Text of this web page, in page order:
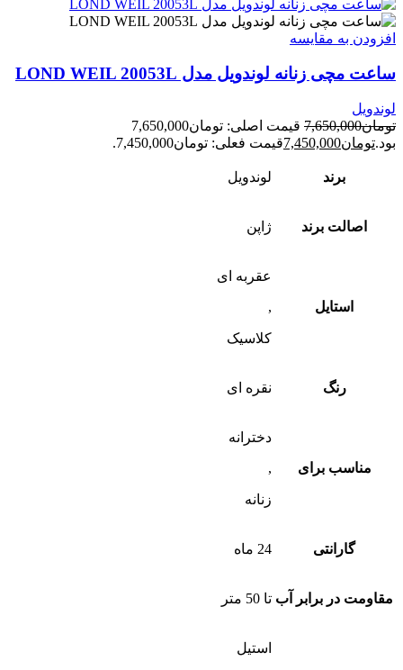
افزودن به مقایسه
ساعت مچی زنانه لوندویل مدل LOND WEIL 20053L
لوندویل
تومان7,650,000
قیمت اصلی: تومان7,650,000
بود.تومان7,450,000قیمت فعلی: تومان7,450,000.
برند لوندویل
اصالت برند ژاپن
استایل
عقربه ای
,
کلاسیک
رنگ نقره ای
مناسب برای
دخترانه
,
زنانه
گارانتی 24 ماه
مقاومت در برابر آب تا 50 متر
استیل